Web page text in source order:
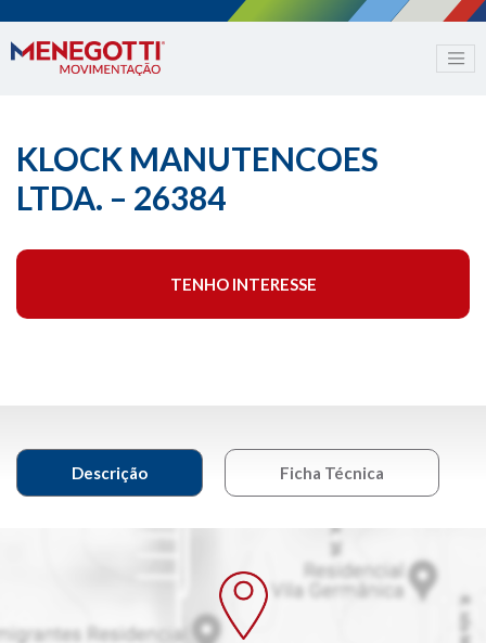
KLOCK MANUTENCOES
LTDA. – 26384
TENHO INTERESSE
Descrição Ficha Técnica